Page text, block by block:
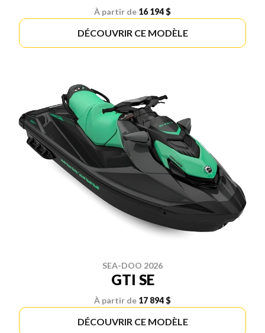
À partir de 16 194 $
DÉCOUVRIR CE MODÈLE
SEA-DOO 2026
GTI SE
À partir de 17 894 $
DÉCOUVRIR CE MODÈLE